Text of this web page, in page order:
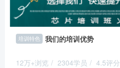
培训特色 我们的培训优势
12万+浏览 / 2304学员 / 4.5评分